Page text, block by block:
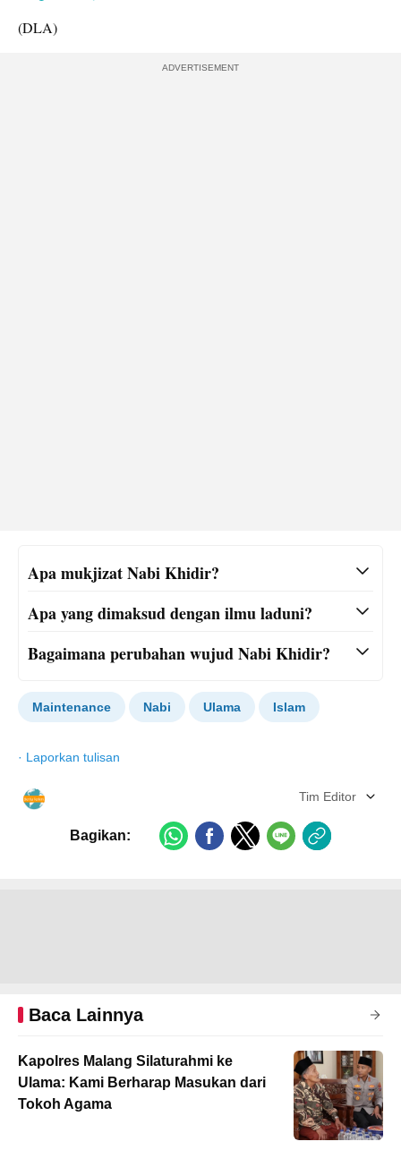
(DLA)
ADVERTISEMENT
Apa mukjizat Nabi Khidir?
Apa yang dimaksud dengan ilmu laduni?
Bagaimana perubahan wujud Nabi Khidir?
Maintenance Nabi Ulama Islam
· Laporkan tulisan
Tim Editor
Bagikan:
Baca Lainnya
Kapolres Malang Silaturahmi ke
Ulama: Kami Berharap Masukan dari
Tokoh Agama